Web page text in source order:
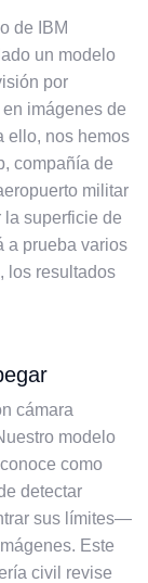
de IBM
un modelo
por
imágenes de
ello, nos hemos
compañía de
militar
superficie de
a prueba varios
los resultados
cámara
modelo
como
detectar
sus límites—
Este
civil revise